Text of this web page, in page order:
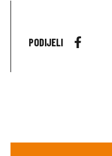
PODIJELI